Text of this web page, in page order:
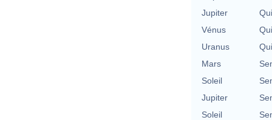
Jupiter
Vénus
Uranus
Mars
Soleil
Jupiter
Soleil